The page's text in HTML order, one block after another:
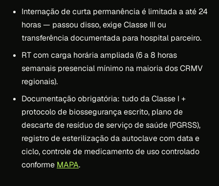
Internação de curta permanência é limitada a até 24
horas — passou disso, exige Classe III ou
transferência documentada para hospital parceiro.
RT com carga horária ampliada (6 a 8 horas
semanais presencial mínimo na maioria dos CRMV
regionais).
Documentação obrigatória: tudo da Classe I +
protocolo de biossegurança escrito, plano de
descarte de resíduo de serviço de saúde (PGRSS),
registro de esterilização da autoclave com data e
ciclo, controle de medicamento de uso controlado
conforme MAPA.